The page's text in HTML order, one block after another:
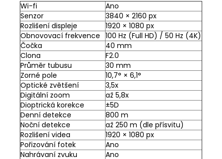
Wi-fi
Ano
Senzor
3840 × 2160 px
Rozlišení displeje
1920 × 1080 px
Obnovovací frekvence 100 Hz (Full HD) / 50 Hz (4K)
Čočka
40 mm
Clona
F2.0
Průměr tubusu
30 mm
Zorné pole
10,7° × 6,1°
Optické zvětšení
3,5x
Digitální zoom
až 5,8x
Dioptrická korekce
±5D
Denní detekce
800 m
Noční detekce
až 250 m (dle přísvitu)
Rozlišení videa
1920 × 1080 px
Pořizování fotek
Ano
Nahrávaní zvuku
Ano